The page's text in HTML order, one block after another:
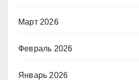
Март 2026
Февраль 2026
Январь 2026